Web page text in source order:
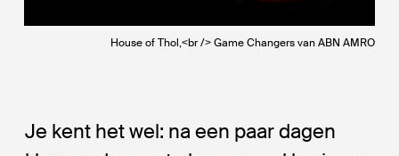
House of Thol,<br /> Game Changers van ABN AMRO
Je kent het wel: na een paar dagen